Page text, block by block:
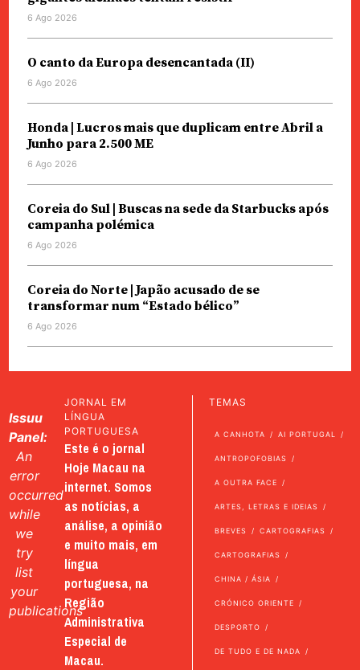
6 Ago 2026
O canto da Europa desencantada (II)
6 Ago 2026
Honda | Lucros mais que duplicam entre Abril a
Junho para 2.500 ME
6 Ago 2026
Coreia do Sul | Buscas na sede da Starbucks após
campanha polémica
6 Ago 2026
Coreia do Norte | Japão acusado de se
transformar num “Estado bélico”
6 Ago 2026
Issuu
Panel:
An
error
occurred
while
we
try
list
your
publications
JORNAL EM
LÍNGUA
PORTUGUESA
Este é o jornal
Hoje Macau na
internet. Somos
as notícias, a
análise, a opinião
e muito mais, em
língua
portuguesa, na
Região
Administrativa
Especial de
Macau.
TEMAS
A CANHOTA AI PORTUGAL
ANTROPOFOBIAS
A OUTRA FACE
ARTES, LETRAS E IDEIAS
BREVES CARTOGRAFIAS
CARTOGRAFIAS
CHINA / ÁSIA
CRÓNICO ORIENTE
DESPORTO
DE TUDO E DE NADA